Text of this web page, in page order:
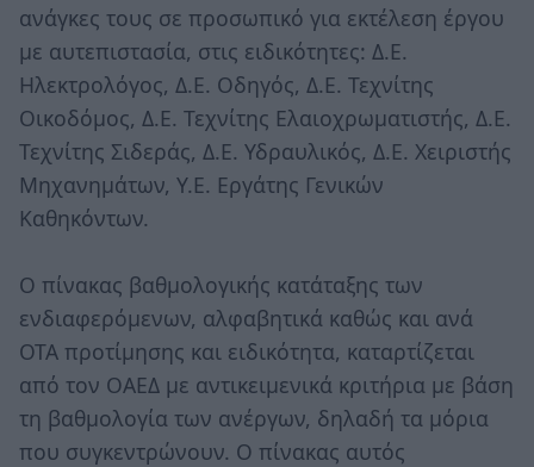
ανάγκες τους σε προσωπικό για εκτέλεση έργου
με αυτεπιστασία, στις ειδικότητες: Δ.Ε.
Ηλεκτρολόγος, Δ.Ε. Οδηγός, Δ.Ε. Τεχνίτης
Οικοδόμος, Δ.Ε. Τεχνίτης Ελαιοχρωματιστής, Δ.Ε.
Τεχνίτης Σιδεράς, Δ.Ε. Υδραυλικός, Δ.Ε. Χειριστής
Μηχανημάτων, Υ.Ε. Εργάτης Γενικών
Καθηκόντων.
Ο πίνακας βαθμολογικής κατάταξης των
ενδιαφερόμενων, αλφαβητικά καθώς και ανά
ΟΤΑ προτίμησης και ειδικότητα, καταρτίζεται
από τον ΟΑΕΔ με αντικειμενικά κριτήρια με βάση
τη βαθμολογία των ανέργων, δηλαδή τα μόρια
που συγκεντρώνουν. Ο πίνακας αυτός